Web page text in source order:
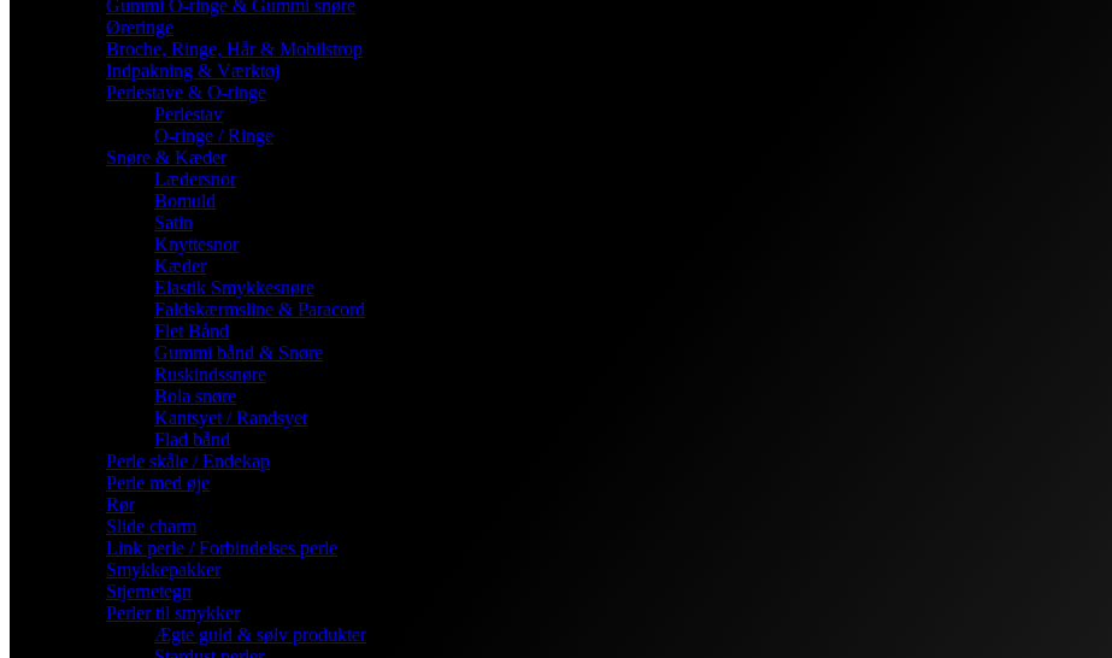
Gummi O-ringe & Gummi snøre
Øreringe
Broche, Ringe, Hår & Mobilstrop
Indpakning & Værktøj
Perlestave & O-ringe
Perlestav
O-ringe / Ringe
Snøre & Kæder
Lædersnor
Bomuld
Satin
Knyttesnor
Kæder
Elastik Smykkesnøre
Faldskærmsline & Paracord
Flet Bånd
Gummi bånd & Snøre
Ruskindssnøre
Bola snøre
Kantsyet / Randsyet
Flad bånd
Perle skåle / Endekap
Perle med øje
Rør
Slide charm
Link perle / Forbindelses perle
Smykkepakker
Stjernetegn
Perler til smykker
Ægte guld & sølv produkter